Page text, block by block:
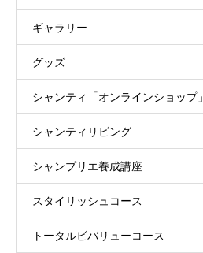
ギャラリー
グッズ
シャンティ「オンラインショップ」
シャンティリビング
シャンプリエ養成講座
スタイリッシュコース
トータルビバリューコース